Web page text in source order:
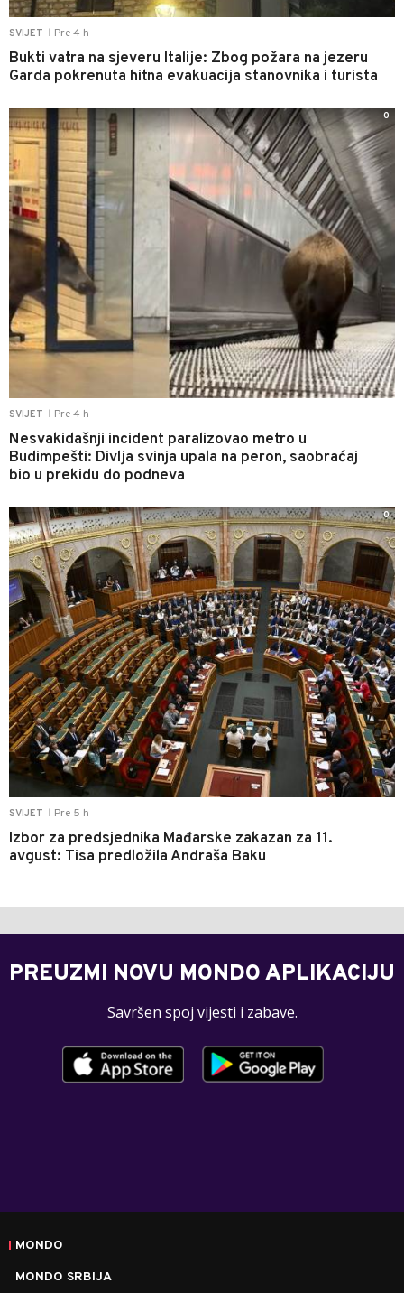
SVIJET Pre 4 h
Bukti vatra na sjeveru Italije: Zbog požara na jezeru
Garda pokrenuta hitna evakuacija stanovnika i turista
SVIJET Pre 4 h
Nesvakidašnji incident paralizovao metro u
Budimpešti: Divlja svinja upala na peron, saobraćaj
bio u prekidu do podneva
0
SVIJET Pre 5 h
Izbor za predsjednika Mađarske zakazan za 11.
avgust: Tisa predložila Andraša Baku
0
PREUZMI NOVU MONDO APLIKACIJU
Savršen spoj vijesti i zabave.
MONDO
MONDO SRBIJA